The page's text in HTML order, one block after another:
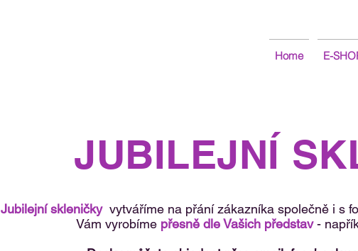
Home E-
JUBILEJNÍ
Jubilejní skleničky vytváříme na přání zákazníka společně i s
Vám vyrobíme přesně dle Vašich představ-